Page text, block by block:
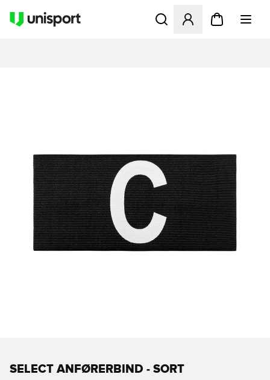
Åbner en Modal til at
SELECT ANFØRERBIND - SORT